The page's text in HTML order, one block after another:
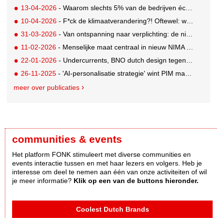
13-04-2026 - Waarom slechts 5% van de bedrijven écht uitblinkt
10-04-2026 - F*ck de klimaatverandering?! Oftewel: wat krijgt klimaatcommunicatie nog wél in beweging?
31-03-2026 - Van ontspanning naar verplichting: de nieuwe paradox van rust
11-02-2026 - Menselijke maat centraal in nieuw NIMA Marketingfacts Jaarboek
22-01-2026 - Undercurrents, BNO dutch design tegen de stroming in
26-11-2025 - 'AI-personalisatie strategie' wint PIM marketing literatuurprijs
meer over publicaties
communities & events
Het platform FONK stimuleert met diverse communities en
events interactie tussen en met haar lezers en volgers. Heb je
interesse om deel te nemen aan één van onze activiteiten of wil
je meer informatie? Klik op een van de buttons hieronder.
Coolest Dutch Brands